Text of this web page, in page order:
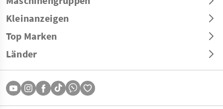
Kleinanzeigen
Top Marken
Länder